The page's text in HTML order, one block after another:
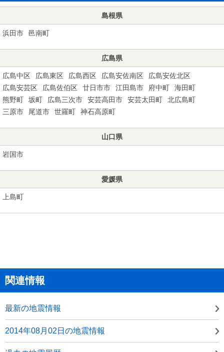
島根県
浜田市 邑南町
広島県
広島中区 広島東区 広島西区 広島安佐南区
広島安佐北区
広島安芸区
広島佐伯区 廿日市市 江田島市 府中町
海田町
熊野町
坂町 広島三次市 安芸高田市 安芸太田町
北広島町
三原市
尾道市 世羅町 神石高原町
山口県
岩国市
愛媛県
上島町
関連情報
最新の地震情報
2014年08月02日の地震情報